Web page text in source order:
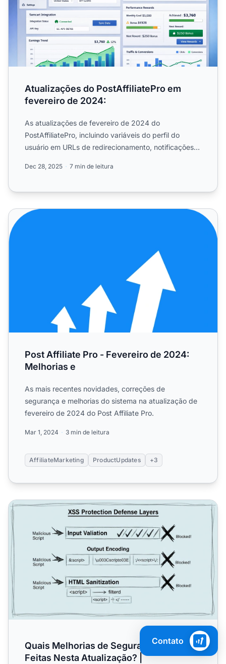
Atualizações do PostAffiliatePro em
fevereiro de 2024:
As atualizações de fevereiro de 2024 do
PostAffiliatePro, incluindo variáveis do perfil do
usuário em URLs de redirecionamento, notificações
Dec 28, 2025 7 min de leitura
Post Affiliate Pro - Fevereiro de 2024: Melhorias e
Post Affiliate Pro - Fevereiro de 2024:
Melhorias e
As mais recentes novidades, correções de
segurança e melhorias do sistema na atualização de
fevereiro de 2024 do Post Affiliate Pro.
Mar 1, 2024 3 min de leitura
AffiliateMarketing ProductUpdates +3
Quais Melhorias de Segurança Foram Feitas Nesta
Quais Melhorias de Segurança Foram
Feitas Nesta Atualização? |
Contato